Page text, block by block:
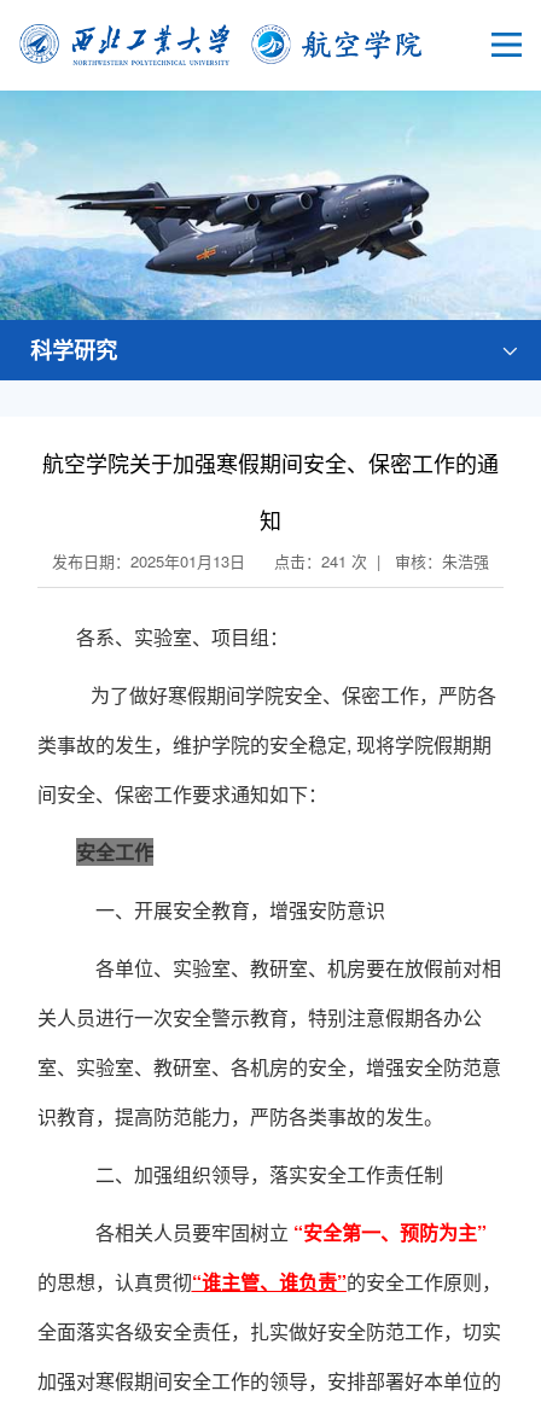
科学研究
航空学院关于加强寒假期间安全、保密工作的通
知
发布日期：2025年01月13日 点击： 241 次 | 审核：朱浩强
各系、实验室、 项目组：
为了做好寒假期间学院安全、保密工作，严防各
类事故的发生，维护学院的安全稳定, 现将学院假期期
间安全、保密工作要求通知如下：
安全工作
一、开展安全教育，增强安防意识
各单位、实验室、教研室、机房要在放假前对相
关人员进行一次安全警示教育，特别注意假期各办公
室、实验室、教研室、各机房的安全，增强安全防范意
识教育，提高防范能力，严防各类事故的发生。
二、加强组织领导，落实安全工作责任制
各相关人员要牢固树立 “安全第一、预防为主”
的思想，认真贯彻“谁主管、谁负责”的安全工作原则，
全面落实各级安全责任，扎实做好安全防范工作，切实
加强对寒假期间安全工作的领导，安排部署好本单位的